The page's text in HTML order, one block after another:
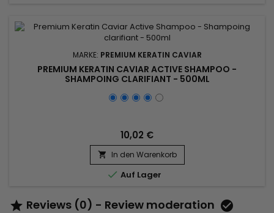
MARKE: PREMIUM KERATIN CAVIAR
PREMIUM KERATIN CAVIAR ACTIVE SHAMPOO -
SHAMPOING CLARIFIANT - 500ML
10,02 €
 In den Warenkorb
 Auf Lager
 Reviews (0) - Review moderation 